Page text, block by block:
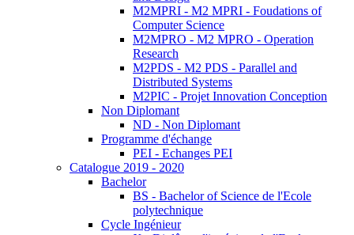
M2MPRI - M2 MPRI - Foudations of
Computer Science
M2MPRO - M2 MPRO - Operation
Research
M2PDS - M2 PDS - Parallel and
Distributed Systems
M2PIC - Projet Innovation Conception
Non Diplomant
ND - Non Diplomant
Programme d'échange
PEI - Echanges PEI
Catalogue 2019 - 2020
Bachelor
BS - Bachelor of Science de l'Ecole
polytechnique
Cycle Ingénieur